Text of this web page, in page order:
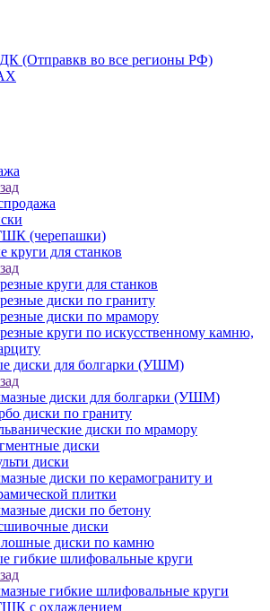
(Отправкв во все регионы РФ)
(черепашки)
круги для станков
круги для станков
диски по граниту
диски по мрамору
круги по искусственному камню,
диски для болгарки (УШМ)
диски для болгарки (УШМ)
диски по граниту
диски по мрамору
диски
диски
диски по керамограниту и
плитки
диски по бетону
диски
диски по камню
гибкие шлифовальные круги
гибкие шлифовальные круги
с охлаждением